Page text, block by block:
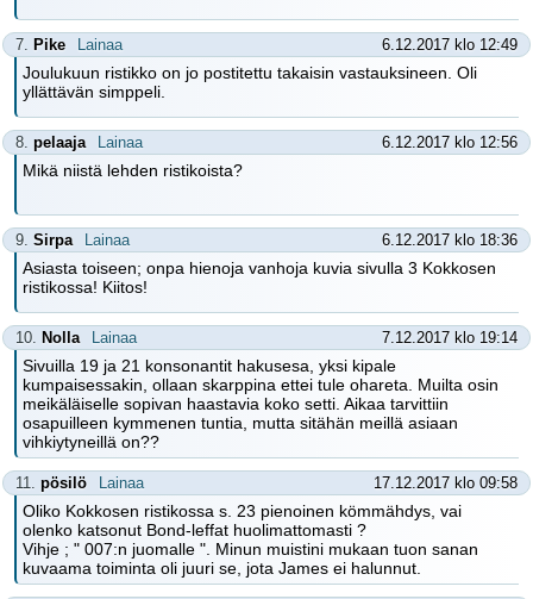
7. Pike Lainaa 6.12.2017 klo 12:49
Joulukuun ristikko on jo postitettu takaisin vastauksineen. Oli
yllättävän simppeli.
8. pelaaja Lainaa 6.12.2017 klo 12:56
Mikä niistä lehden ristikoista?
9. Sirpa Lainaa 6.12.2017 klo 18:36
Asiasta toiseen; onpa hienoja vanhoja kuvia sivulla 3 Kokkosen
ristikossa! Kiitos!
10. Nolla Lainaa 7.12.2017 klo 19:14
Sivuilla 19 ja 21 konsonantit hakusesa, yksi kipale
kumpaisessakin, ollaan skarppina ettei tule ohareta. Muilta osin
meikäläiselle sopivan haastavia koko setti. Aikaa tarvittiin
osapuilleen kymmenen tuntia, mutta sitähän meillä asiaan
vihkiytyneillä on??
11. pösilö Lainaa 17.12.2017 klo 09:58
Oliko Kokkosen ristikossa s. 23 pienoinen kömmähdys, vai
olenko katsonut Bond-leffat huolimattomasti ?
Vihje ; " 007:n juomalle ". Minun muistini mukaan tuon sanan
kuvaama toiminta oli juuri se, jota James ei halunnut.